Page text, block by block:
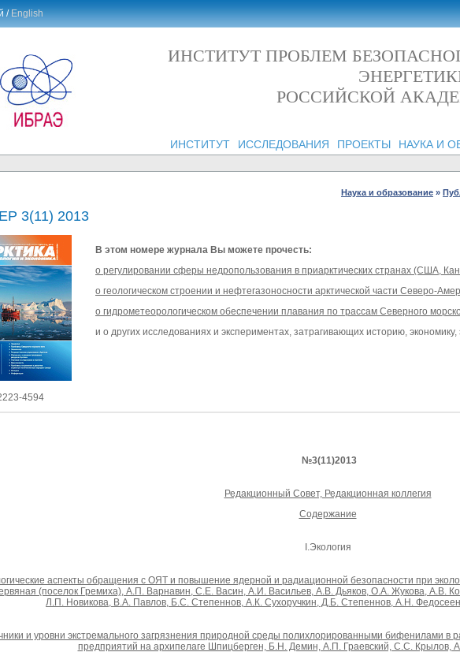
/English
ИНСТИТУТ ПРОБЛЕМ
РОССИЙСКОЙ
ИНСТИТУТ ИССЛЕДОВАНИЯ ПРОЕКТЫ НАУКА И
Наука и образование »
3(11) 2013
4594
В этом номере журнала Вы можете прочесть:
о регулировании сферы недропользования в приарктических странах (США,
о геологическом строении и нефтегазоносности арктической части Северо-
о гидрометеорологическом обеспечении плавания по трассам Северного
и о других исследованиях и экспериментах, затрагивающих историю,
№3(11)2013
Редакционный Совет, Редакционная коллегия
Содержание
I.Экология
аспекты обращения с ОЯТ и повышение ядерной и радиационной безопасности при
(поселок Гремиха), А.П. Варнавин, С.Е. Васин, А.И. Васильев, А.В. Дьяков, О.А. Жукова, А.В.
Л.П. Новикова, В.А. Павлов, Б.С. Степеннов, А.К. Сухоручкин, Д.Б. Степеннов, А.Н.
и уровни экстремального загрязнения природной среды полихлорированными бифенилами в
предприятий на архипелаге Шпицберген, Б.Н. Демин, А.П. Граевский, С.С. Крылов,